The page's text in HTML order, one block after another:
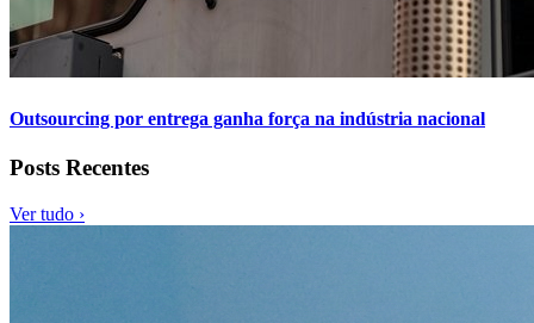
Outsourcing por entrega ganha força na indústria nacional
Posts Recentes
Ver tudo ›